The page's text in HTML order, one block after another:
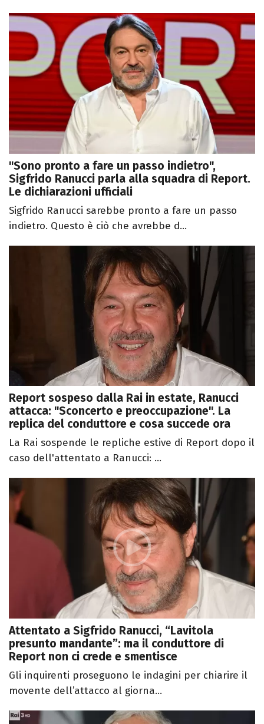
"Sono pronto a fare un passo indietro",
Sigfrido Ranucci parla alla squadra di Report.
Le dichiarazioni ufficiali
Sigfrido Ranucci sarebbe pronto a fare un passo
indietro. Questo è ciò che avrebbe d...
Report sospeso dalla Rai in estate, Ranucci
attacca: "Sconcerto e preoccupazione". La
replica del conduttore e cosa succede ora
La Rai sospende le repliche estive di Report dopo il
caso dell'attentato a Ranucci: ...
Attentato a Sigfrido Ranucci, “Lavitola
presunto mandante”: ma il conduttore di
Report non ci crede e smentisce
Gli inquirenti proseguono le indagini per chiarire il
movente dell’attacco al giorna...